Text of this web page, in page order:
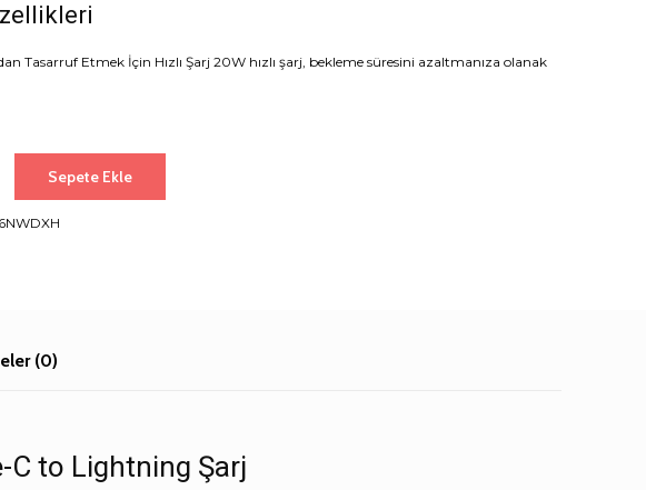
Tasarruf Etmek İçin Hızlı Şarj 20W hızlı şarj, bekleme süresini azaltmanıza olanak
Sepete Ekle
(0)
C to Lightning Şarj